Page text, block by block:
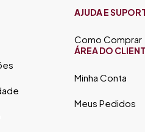
AJUDA E
Como Comprar
ÁREA DO
Minha Conta
Meus Pedidos